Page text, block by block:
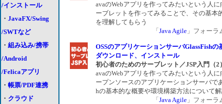
avaのWebアプリを作ってみたいという人
ーブレットを作ってみることで、その基本
を理解してもらう
「 Java Agile 」フォーラ
OSSのアプリケーションサーバGlassFishの
ダウンロード、インストール
初心者のためのサーブレット／JSP入門（2
avaのWebアプリを作ってみたいという人
ープンソースのアプリケーションサーバで
hの基本的な概要や環境構築方法について
「 Java Agile 」フォーラ
/インストール
・ JavaFX/Swing
/SWTなど
・ 組み込み/携帯
/Android
/Felicaアプリ
・ 帳票/PDF連携
・ クラウド